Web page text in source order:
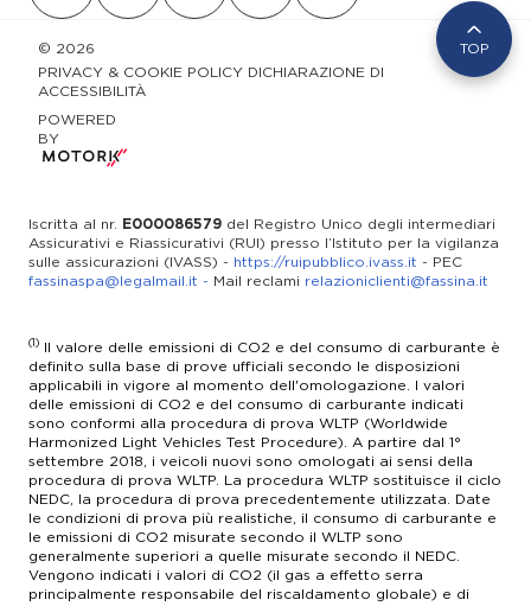
(principale) e scamosciato sintetico (addizionale)
Ruote anteriori di lega leggera 19", calettatura
cerchio 9,0, 48,3 e 22,9, ruote posteriori di lega
leggera 20", calettatura cerchio 11,0, 50,8 e 27,9
corsa
motore, include sterzo, include sospensioni,
include controllo stabilità, include controllo
trazione e Include trasmissione
Servosterzo ad assistenza variabile e elettrico
Sistema antifurto
Sistema audio comprende radio AM/FM, radio
digitale, touch screen e schermo a colori
Sistema di controllo distanza di parcheggio
anteriore con sensore, sistema di controllo
distanza di parcheggio posteriore con sensore &
telecamera
Lun-Ven 08.30 - 12.00 / 14.00 - 17.30
Lun-Ven 08.30 - 12.00 / 14.00 - 17.30
UFFICI
Lun-Ven 8.30 - 12.30 / 14.00 - 18:00
SERVICE
info@bentleymilano.com
info@bentley-padova.it
Lun-Ven 09.00 - 13.00 / 14.30 - 19.00
Sab (con prenotazione): 09.00 - 13.00 / Pomeriggio solo su
appuntamento
SERVICE
info@bentley-padova.it
Lun-Ven 08.30 - 12.30 / 14.00 - 18.00
infosveziacar@fassina.it
VENDITA
Lun-Sab: 09.00 - 12.30 / 14.30-19.00
assistenza@sveziacar.it
Lun-Ven: 08.00 - 12.30 / 14.00 - 17.30
© 2026
PRIVACY & COOKIE POLICY DICHIARAZIONE DI
ACCESSIBILITÀ
POWERED
BY
TOP
Iscritta al nr. E000086579 del Registro Unico degli intermediari
Assicurativi e Riassicurativi (RUI) presso l’Istituto per la vigilanza
sulle assicurazioni (IVASS) - https://ruipubblico.ivass.it - PEC
fassinaspa@legalmail.it - Mail reclami relazioniclienti@fassina.it
(1) Il valore delle emissioni di CO2 e del consumo di carburante è
definito sulla base di prove ufficiali secondo le disposizioni
applicabili in vigore al momento dell'omologazione. I valori
delle emissioni di CO2 e del consumo di carburante indicati
sono conformi alla procedura di prova WLTP (Worldwide
Harmonized Light Vehicles Test Procedure). A partire dal 1°
settembre 2018, i veicoli nuovi sono omologati ai sensi della
procedura di prova WLTP. La procedura WLTP sostituisce il ciclo
NEDC, la procedura di prova precedentemente utilizzata. Date
le condizioni di prova più realistiche, il consumo di carburante e
le emissioni di CO2 misurate secondo il WLTP sono
generalmente superiori a quelle misurate secondo il NEDC.
Vengono indicati i valori di CO2 (il gas a effetto serra
principalmente responsabile del riscaldamento globale) e di